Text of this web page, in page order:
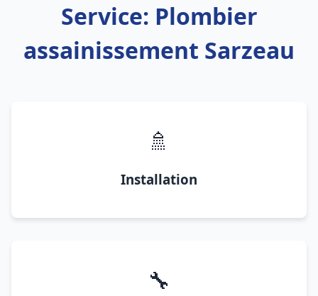
Service: Plombier
assainissement Sarzeau
🚿
Installation
🔧